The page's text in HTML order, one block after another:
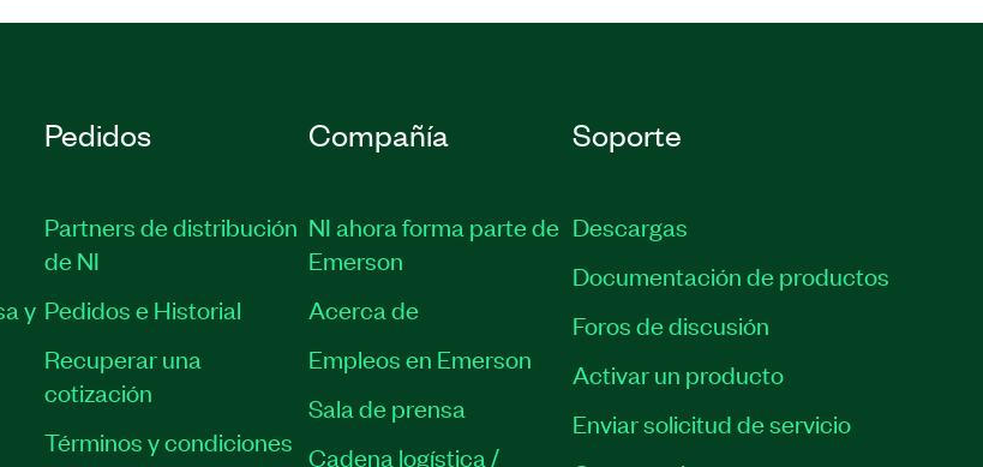
y
Pedidos
Partners de distribución
de NI
Pedidos e Historial
Recuperar una
cotización
Términos y condiciones
Compañía
NI ahora forma parte de
Emerson
Acerca de
Empleos en Emerson
Sala de prensa
Cadena logística /
Soporte
Descargas
Documentación de productos
Foros de discusión
Activar un producto
Enviar solicitud de servicio